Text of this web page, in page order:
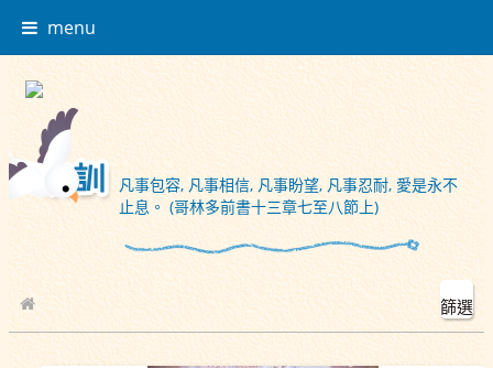
menu
凡事包容, 凡事相信, 凡事盼望, 凡事忍耐, 愛是永不
止息。 (哥林多前書十三章七至八節上)
校園相簿
篩選